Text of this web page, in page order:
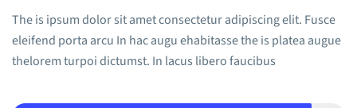
The is ipsum dolor sit amet consectetur adipiscing elit. Fusce
eleifend porta arcu In hac augu ehabitasse the is platea augue
thelorem turpoi dictumst. In lacus libero faucibus